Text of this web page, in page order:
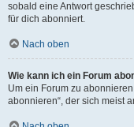
sobald eine Antwort
für dich abonniert.
Nach oben
Wie kann ich ein Forum
Um ein Forum zu
abonnieren“, der sich meist